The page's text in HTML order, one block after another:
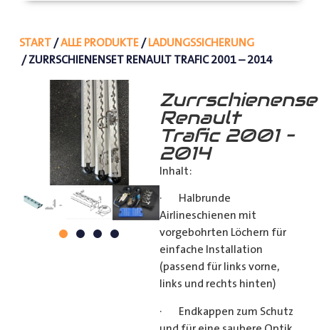
START/ALLE PRODUKTE/LADUNGSSICHERUNG
/ ZURRSCHIENENSET RENAULT TRAFIC 2001 – 2014
Renault
Trafic 2001 –
2014
Inhalt:
· Halbrunde
Airlineschienen mit
vorgebohrten Löchern für
einfache Installation
(passend für links vorne,
links und rechts hinten)
· Endkappen zum Schutz